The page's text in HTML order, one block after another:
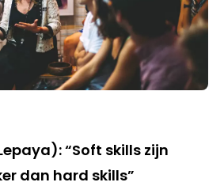
“Soft skills zijn
dan hard skills”